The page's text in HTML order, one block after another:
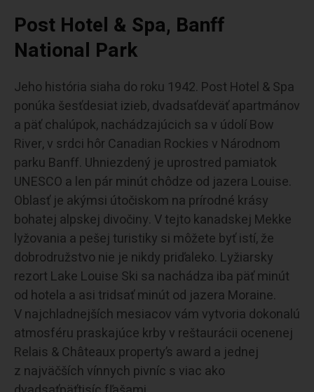
Post Hotel & Spa, Banff
National Park
Jeho história siaha do roku 1942. Post Hotel & Spa
ponúka šesťdesiat izieb, dvadsaťdeväť apartmánov
a päť chalúpok, nachádzajúcich sa v údolí Bow
River, v srdci hôr Canadian Rockies v Národnom
parku Banff. Uhniezdený je uprostred pamiatok
UNESCO a len pár minút chôdze od jazera Louise.
Oblasť je akýmsi útočiskom na prírodné krásy
bohatej alpskej divočiny. V tejto kanadskej Mekke
lyžovania a pešej turistiky si môžete byť istí, že
dobrodružstvo nie je nikdy priďaleko. Lyžiarsky
rezort Lake Louise Ski sa nachádza iba päť minút
od hotela a asi tridsať minút od jazera Moraine.
V najchladnejších mesiacov vám vytvoria dokonalú
atmosféru praskajúce krby v reštaurácii ocenenej
Relais & Châteaux property’s award a jednej
z najväčších vínnych pivníc s viac ako